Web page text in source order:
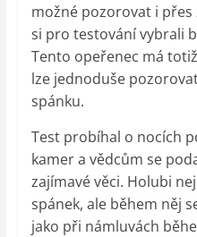
možné pozorovat i přes
si pro testování vybrali
Tento opeřenec má
lze jednoduše
spánku.
Test probíhal o nocích
kamer a vědcům se
zajímavé věci. Holubi
spánek, ale během něj
jako při námluvách